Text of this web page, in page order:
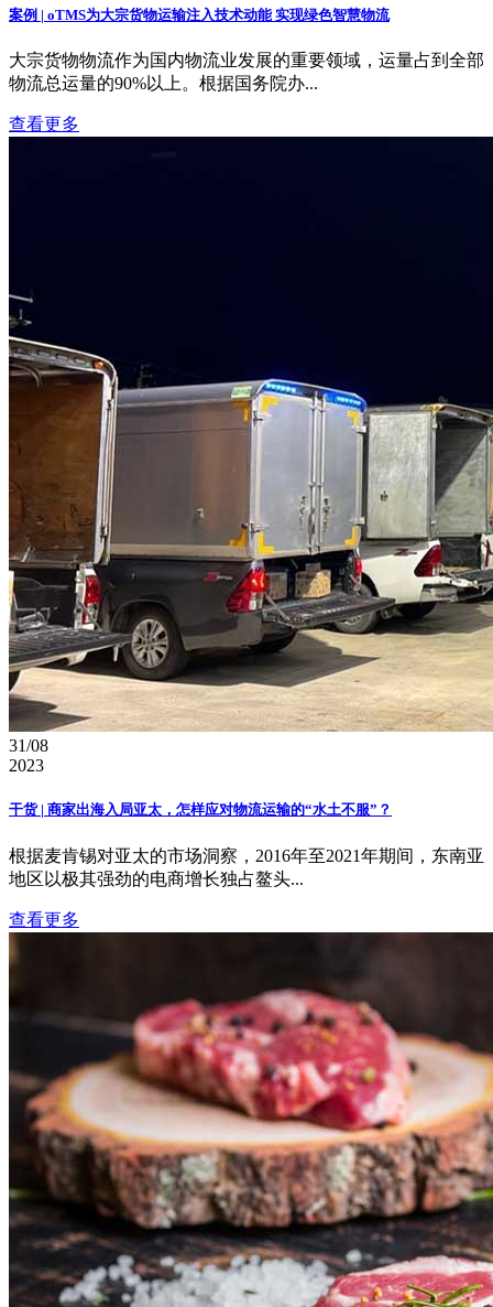
案例 | oTMS为大宗货物运输注入技术动能 实现绿色智慧物流
大宗货物物流作为国内物流业发展的重要领域，运量占到全部
物流总运量的90%以上。根据国务院办...
查看更多
31/08
2023
干货 | 商家出海入局亚太，怎样应对物流运输的“水土不服”？
根据麦肯锡对亚太的市场洞察，2016年至2021年期间，东南亚
地区以极其强劲的电商增长独占鳌头...
查看更多